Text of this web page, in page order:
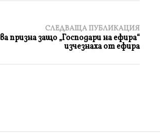
СЛЕДВАЩА ПУБЛИКАЦИЯ
призна защо „Господари на ефира“
изчезнаха от ефира